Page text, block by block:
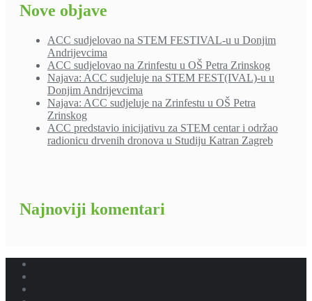
Nove objave
ACC sudjelovao na STEM FESTIVAL-u u Donjim
Andrijevcima
ACC sudjelovao na Zrinfestu u OŠ Petra Zrinskog
Najava: ACC sudjeluje na STEM FEST(IVAL)-u u
Donjim Andrijevcima
Najava: ACC sudjeluje na Zrinfestu u OŠ Petra
Zrinskog
ACC predstavio inicijativu za STEM centar i održao
radionicu drvenih dronova u Studiju Katran Zagreb
Najnoviji komentari